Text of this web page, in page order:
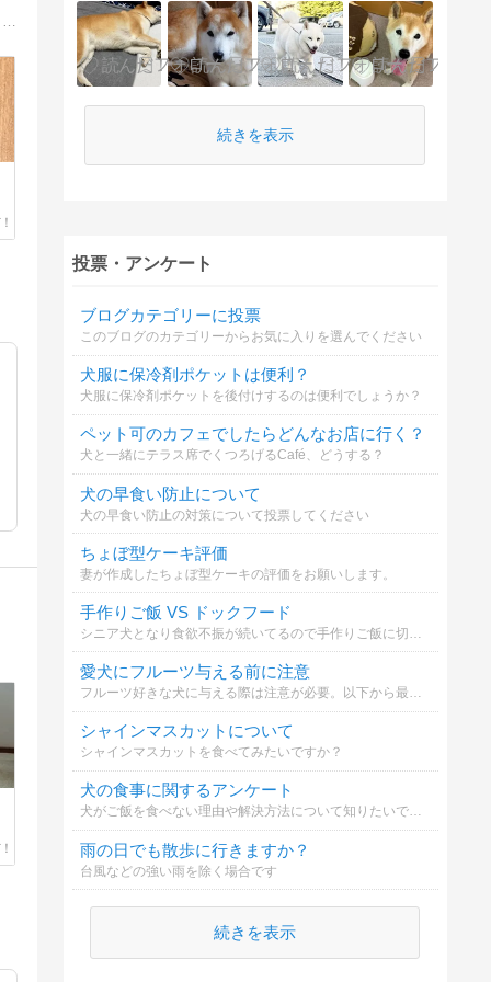
続きを表示
投票・アンケート
ブログカテゴリーに投票
このブログのカテゴリーからお気に入りを選んでください
犬服に保冷剤ポケットは便利？
犬服に保冷剤ポケットを後付けするのは便利でしょうか？
ペット可のカフェでしたらどんなお店に行く？
犬と一緒にテラス席でくつろげるCafé、どうする？
犬の早食い防止について
犬の早食い防止の対策について投票してください
ちょぼ型ケーキ評価
妻が作成したちょぼ型ケーキの評価をお願いします。
手作りご飯 VS ドックフード
シニア犬となり食欲不振が続いてるので手作りご飯に切り替えました。手作りご飯を続けるべき？それとも他のドックフードを試すべき...。
愛犬にフルーツ与える前に注意
フルーツ好きな犬に与える際は注意が必要。以下から最も大切なことは？
シャインマスカットについて
シャインマスカットを食べてみたいですか？
犬の食事に関するアンケート
犬がご飯を食べない理由や解決方法について知りたいです。
雨の日でも散歩に行きますか？
台風などの強い雨を除く場合です
続きを表示